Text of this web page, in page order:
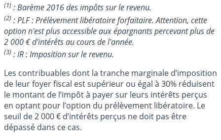
(1) : Barème 2016 des impôts sur le revenu.
(2) : PLF : Prélèvement libératoire forfaitaire. Attention, cette
option n'est plus accessible aux épargnants percevant plus de
2 000 € d'intérêts au cours de l'année.
(3) : IR : Imposition sur le revenu.
Les contribuables dont la tranche marginale d’imposition
de leur foyer fiscal est supérieur ou égal à 30% réduisent
le montant de l’impôt à payer sur leurs intérêts perçus
en optant pour l’option du prélèvement libératoire. Le
seuil de 2 000 € d’intérêts perçus ne doit pas être
dépassé dans ce cas.